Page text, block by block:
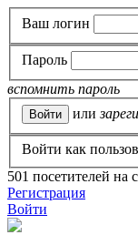
Ваш логин
Пароль
вспомнить пароль
или
Войти как
501 посетителей на
Регистрация
Войти